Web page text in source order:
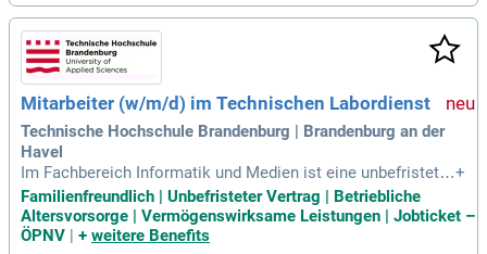
Mitarbeiter (w/m/d) im Technischen Labordienst
Technische Hochschule Brandenburg | Brandenburg an der
Havel
Im Fachbereich Informatik und Medien ist eine unbefristete
Stelle als Mitarbeiter (w/m/d) im Technischen Labordienst z
u besetzen. Diese Position umfasst 40 Stunden pro Woche i
n der Entgeltgruppe 11 TV-L. Ihre Hauptaufgabe besteht dari
+
Familienfreundlich | Unbefristeter Vertrag | Betriebliche
Altersvorsorge | Vermögenswirksame Leistungen | Jobticket –
ÖPNV
+ weitere Benefits